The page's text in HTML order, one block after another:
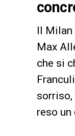
Il Milan
Max
che si
reso